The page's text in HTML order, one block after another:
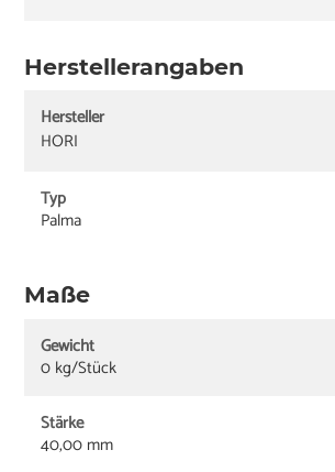
Herstellerangaben
Hersteller
HORI
Typ
Palma
Maße
Gewicht
0 kg/Stück
Stärke
40,00 mm